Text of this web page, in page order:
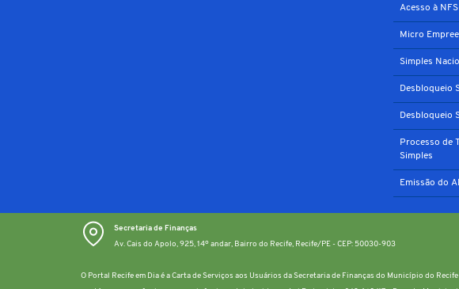
Acesso à
Micro
Simples
Desbloqueio
Desbloqueio
Processo de
Simples
Emissão do
Secretaria de Finanças
Av. Cais do Apolo, 925, 14º andar, Bairro do Recife, Recife/PE - CEP: 50030-903
O Portal Recife em Dia é a Carta de Serviços aos Usuários da Secretaria de Finanças do Município do Recife